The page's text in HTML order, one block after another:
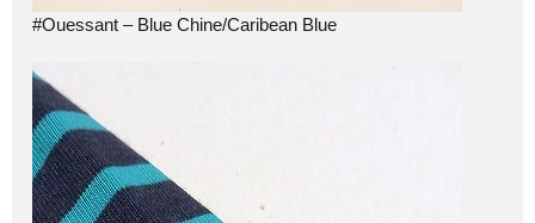
#Ouessant – Blue Chine/Caribean Blue